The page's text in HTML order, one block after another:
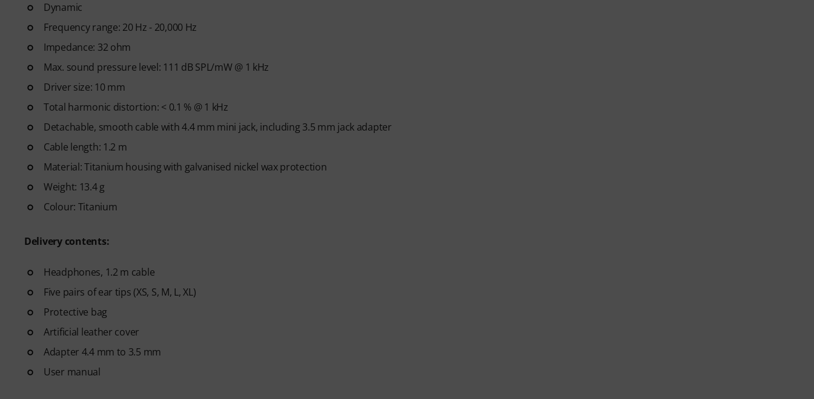
Dynamic
Frequency range: 20 Hz - 20,000 Hz
Impedance: 32 ohm
Max. sound pressure level: 111 dB SPL/mW @ 1 kHz
Driver size: 10 mm
Total harmonic distortion: < 0.1 % @ 1 kHz
Detachable, smooth cable with 4.4 mm mini jack, including 3.5 mm jack adapter
Cable length: 1.2 m
Material: Titanium housing with galvanised nickel wax protection
Weight: 13.4 g
Colour: Titanium
Delivery contents:
Headphones, 1.2 m cable
Five pairs of ear tips (XS, S, M, L, XL)
Protective bag
Artificial leather cover
Adapter 4.4 mm to 3.5 mm
User manual